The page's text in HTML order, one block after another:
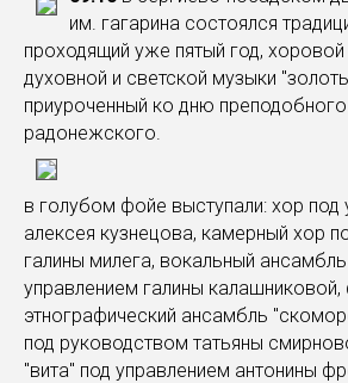
им. гагарина состоялся
проходящий уже пятый год, хоровой
духовной и светской музыки
приуроченный ко дню преподобного
радонежского.
в голубом фойе выступали: хор под
алексея кузнецова, камерный хор
галины милега, вокальный
управлением галины
этнографический ансамбль
под руководством татьяны
"вита" под управлением антонины